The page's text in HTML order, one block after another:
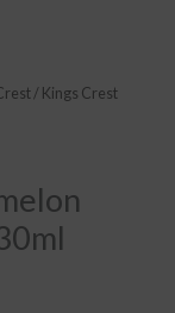
/ Kings Crest